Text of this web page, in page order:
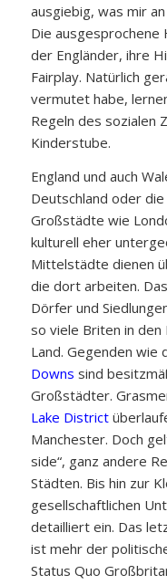
ausgiebig, was mir
Die ausgesprochene
der Engländer, ihre
Fairplay. Natürlich
vermutet habe,
Regeln des sozialen
Kinderstube.
England und auch
Deutschland oder
Großstädte wie
kulturell eher
Mittelstädte dienen
die dort arbeiten.
Dörfer und
so viele Briten in den
Land. Gegenden wie
Downs sind
Großstädter.
Lake District
Manchester. Doch
side“, ganz andere
Städten. Bis hin zur
gesellschaftlichen
detailliert ein. Das
ist mehr der
Status Quo